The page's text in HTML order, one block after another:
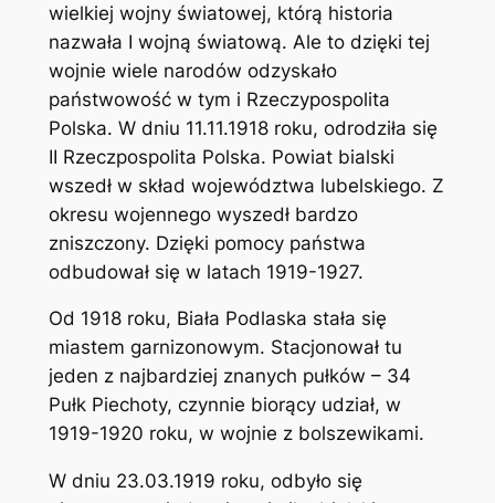
wielkiej wojny światowej, którą historia
nazwała I wojną światową. Ale to dzięki tej
wojnie wiele narodów odzyskało
państwowość w tym i Rzeczypospolita
Polska. W dniu 11.11.1918 roku, odrodziła się
II Rzeczpospolita Polska. Powiat bialski
wszedł w skład województwa lubelskiego. Z
okresu wojennego wyszedł bardzo
zniszczony. Dzięki pomocy państwa
odbudował się w latach 1919-1927.
Od 1918 roku, Biała Podlaska stała się
miastem garnizonowym. Stacjonował tu
jeden z najbardziej znanych pułków – 34
Pułk Piechoty, czynnie biorący udział, w
1919-1920 roku, w wojnie z bolszewikami.
W dniu 23.03.1919 roku, odbyło się